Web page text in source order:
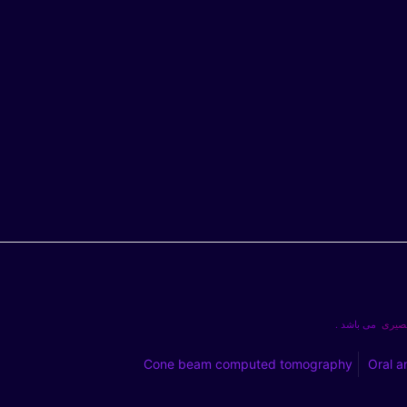
می باشد .
Oral
Cone beam computed tomography